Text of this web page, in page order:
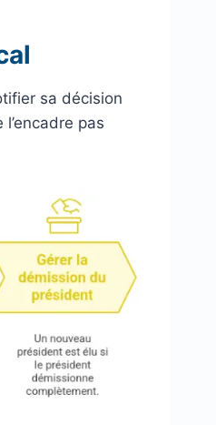
sa décision
pas